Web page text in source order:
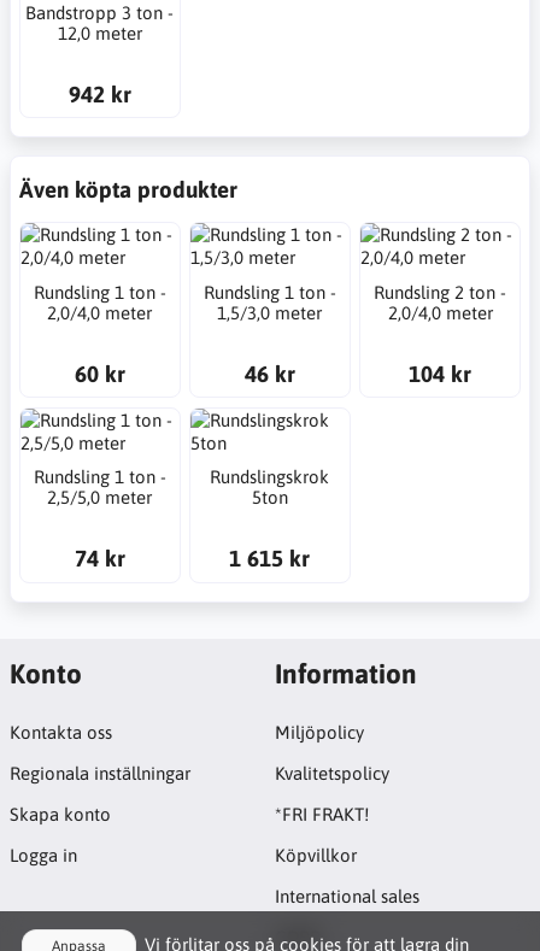
Bandstropp 3 ton -
12,0 meter
942 kr
Även köpta produkter
Rundsling 1 ton -
2,0/4,0 meter
60 kr
Rundsling 1 ton -
1,5/3,0 meter
46 kr
Rundsling 2 ton -
2,0/4,0 meter
104 kr
Rundsling 1 ton -
2,5/5,0 meter
74 kr
Rundslingskrok
5ton
1 615 kr
Anpassa Vi förlitar oss på cookies för att lagra din
Konto
Kontakta oss
Regionala inställningar
Skapa konto
Logga in
Information
Miljöpolicy
Kvalitetspolicy
*FRI FRAKT!
Köpvillkor
International sales
GDPR